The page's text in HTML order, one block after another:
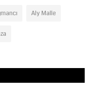
Aly Malle